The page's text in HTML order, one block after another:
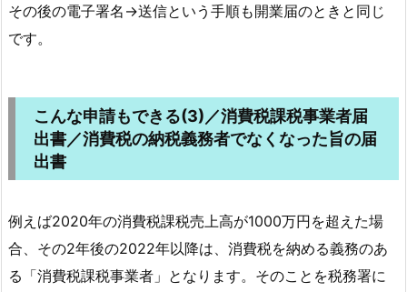
その後の電子署名→送信という手順も開業届のときと同じ
です。
こんな申請もできる(3)／消費税課税事業者届
出書／消費税の納税義務者でなくなった旨の届
出書
例えば2020年の消費税課税売上高が1000万円を超えた場
合、その2年後の2022年以降は、消費税を納める義務のあ
る「消費税課税事業者」となります。そのことを税務署に